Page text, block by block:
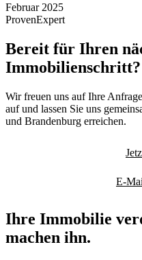
Februar 2025
ProvenExpert
Bereit für Ihren
Immobilienschritt?
Wir freuen uns auf Ihre
auf und lassen Sie uns
und Brandenburg erreichen.
E-
Ihre Immobilie
machen ihn.